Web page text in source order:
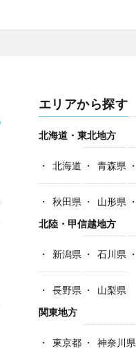
エリアから探す
北海道・東北地方
北海道 青森県
秋田県 山形県
北陸・甲信越地方
新潟県 石川県
長野県
山梨県
関東地方
東京都 神奈川県